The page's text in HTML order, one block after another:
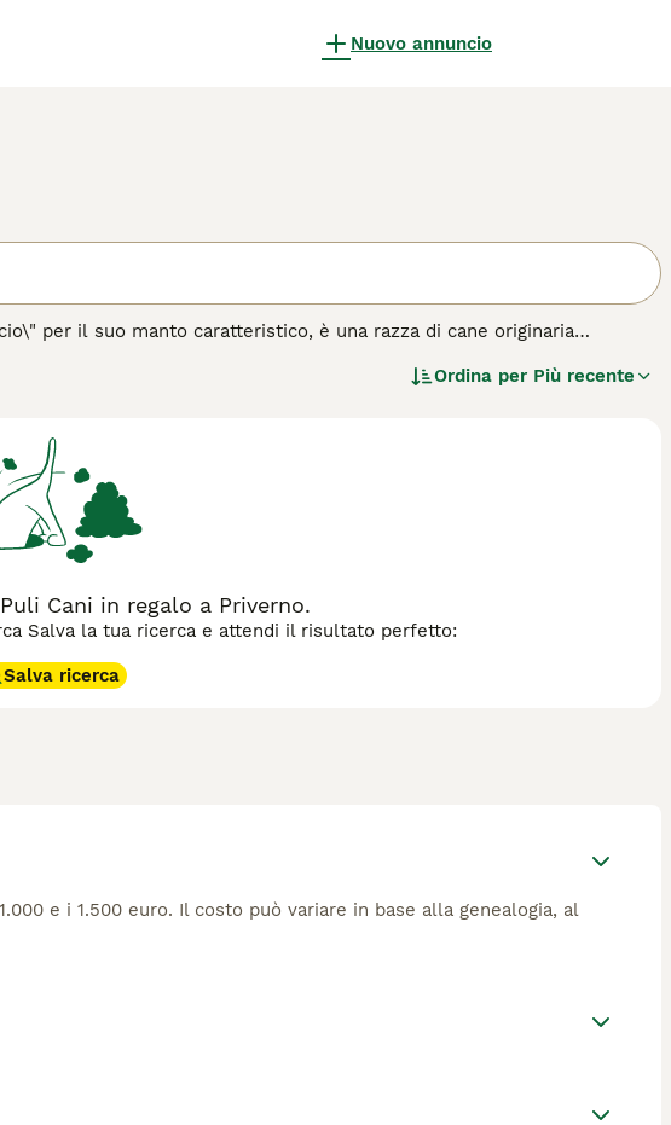
Nuovo annuncio
per il suo manto caratteristico, è una razza di cane originaria
attenta e regolare. Il suo pelo può essere nero, bianco o grigio, ed è
famiglie attive, specialmente a chi ama le attività all'aria aperta e può
abilità di cane da pastore, quindi ha un forte istinto al branco e può
È importante sottolineare che il manto del Puli richiede una
delle corde per evitare nodi e mantenere la salute della pelle. Tra le
prezzo\", \"cucciolo puli\" e \"puli temperamento\", evidenziando
costo di adozione. In sintesi, il **cane Puli** è ideale per chi cerca un
Ordina per Più recente
Cani in regalo a Priverno.
Salva la tua ricerca e attendi il risultato perfetto:
Salva ricerca
e i 1.500 euro. Il costo può variare in base alla genealogia, al